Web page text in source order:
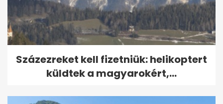
Százezreket kell fizetniük: helikoptert
küldtek a magyarokért,...